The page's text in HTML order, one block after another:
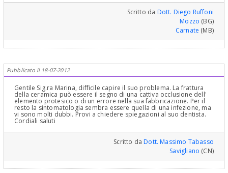
perché e sul percome di tutto! Cosa che sembra non sia stata
fatta. Chieda quindi spiegazioni dettagliate o chieda un consulto
ad un bravo e noto Dentista della sua zona, ce ne sono tantissimi
anche su questo portale. Tanti auguri.Cordialmente Gustavo Petti,
Parodontologia, Implantologia, Gnatologia e Riabilitazione Orale
Scritto da Dott. Diego Ruffoni
Mozzo (BG)
Carnate (MB)
Pubblicato il 18-07-2012
Gentile Sig.ra Marina, difficile capire il suo problema. La frattura
della ceramica può essere il segno di una cattiva occlusione dell'
elemento protesico o di un errore nella sua fabbricazione. Per il
resto la sintomatologia sembra essere quella di una infezione, ma
vi sono molti dubbi. Provi a chiedere spiegazioni al suo dentista.
Cordiali saluti
Scritto daDott. Massimo Tabasso
Savigliano (CN)